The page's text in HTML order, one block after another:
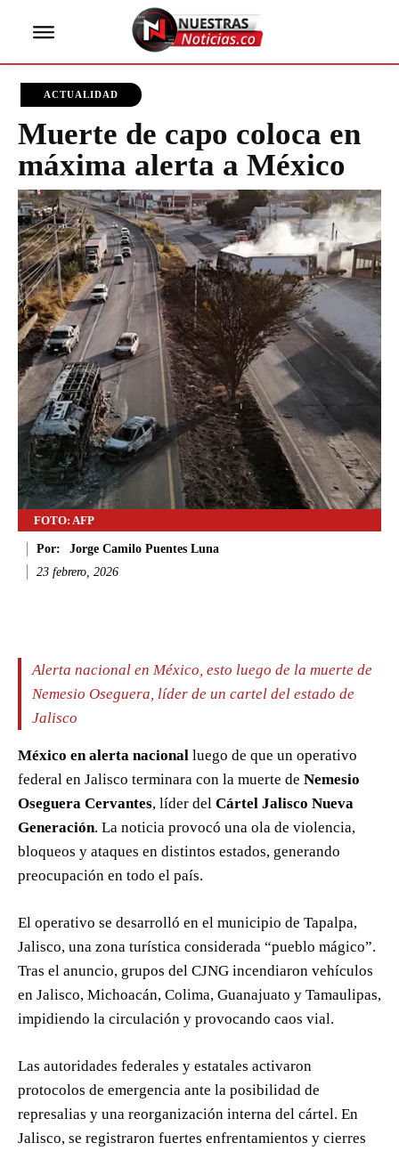
ACTUALIDAD
Muerte de capo coloca en
máxima alerta a México
FOTO: AFP
Por:
Jorge Camilo Puentes Luna
23 febrero, 2026
Alerta nacional en México, esto luego de la muerte de
Nemesio Oseguera, líder de un cartel del estado de
Jalisco
México en alerta nacional luego de que un operativo
federal en Jalisco terminara con la muerte de Nemesio
Oseguera Cervantes, líder del Cártel Jalisco Nueva
Generación. La noticia provocó una ola de violencia,
bloqueos y ataques en distintos estados, generando
preocupación en todo el país.
El operativo se desarrolló en el municipio de Tapalpa,
Jalisco, una zona turística considerada “pueblo mágico”.
Tras el anuncio, grupos del CJNG incendiaron vehículos
en Jalisco, Michoacán, Colima, Guanajuato y Tamaulipas,
impidiendo la circulación y provocando caos vial.
Las autoridades federales y estatales activaron
protocolos de emergencia ante la posibilidad de
represalias y una reorganización interna del cártel. En
Jalisco, se registraron fuertes enfrentamientos y cierres